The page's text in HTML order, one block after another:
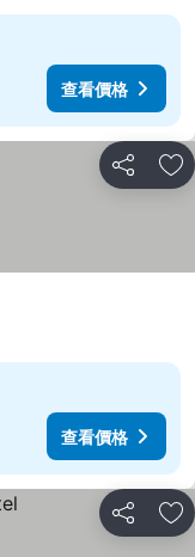
查看價格
分享 加
查看價格
分享 加